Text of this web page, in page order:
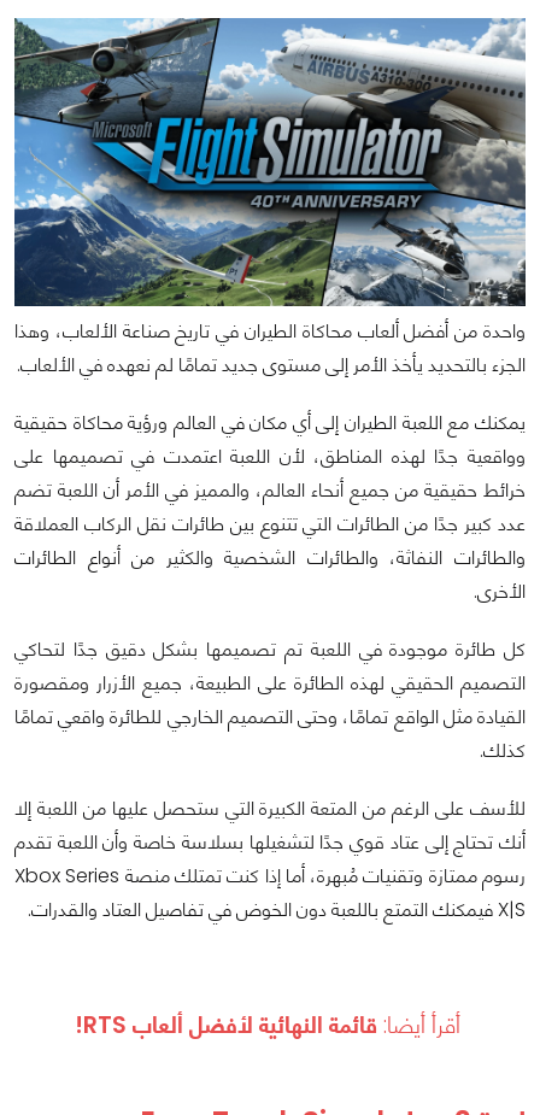
واحدة من أفضل ألعاب محاكاة الطيران في تاريخ صناعة الألعاب، وهذا
الجزء بالتحديد يأخذ الأمر إلى مستوى جديد تمامًا لم نعهده في الألعاب.
يمكنك مع اللعبة الطيران إلى أي مكان في العالم ورؤية محاكاة حقيقية
وواقعية جدًا لهذه المناطق، لأن اللعبة اعتمدت في تصميمها على
خرائط حقيقية من جميع أنحاء العالم، والمميز في الأمر أن اللعبة تضم
عدد كبير جدًا من الطائرات التي تتنوع بين طائرات نقل الركاب العملاقة
والطائرات النفاثة، والطائرات الشخصية والكثير من أنواع الطائرات
الأخرى.
كل طائرة موجودة في اللعبة تم تصميمها بشكل دقيق جدًا لتحاكي
التصميم الحقيقي لهذه الطائرة على الطبيعة، جميع الأزرار ومقصورة
القيادة مثل الواقع تمامًا، وحتى التصميم الخارجي للطائرة واقعي تمامًا
كذلك.
للأسف على الرغم من المتعة الكبيرة التي ستحصل عليها من اللعبة إلا
أنك تحتاج إلى عتاد قوي جدًا لتشغيلها بسلاسة خاصة وأن اللعبة تقدم
رسوم ممتازة وتقنيات مُبهرة، أما إذا كنت تمتلك منصة Xbox Series
X|S فيمكنك التمتع باللعبة دون الخوض في تفاصيل العتاد والقدرات.
أقرأ أيضا: قائمة النهائية لأفضل ألعاب RTS!